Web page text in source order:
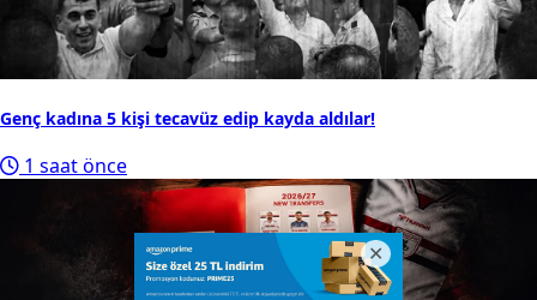
Genç kadına 5 kişi tecavüz edip kayda aldılar!
1 saat önce